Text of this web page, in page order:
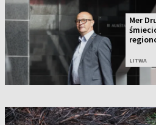
Mer
LITWA